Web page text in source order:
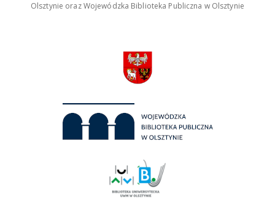
Olsztynie oraz Wojewódzka Biblioteka Publiczna w Olsztynie